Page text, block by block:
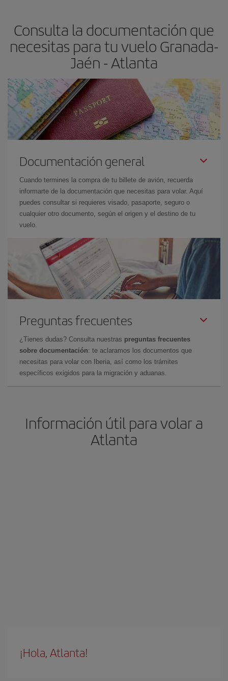
Consulta la documentación que
necesitas para tu vuelo Granada-
Jaén - Atlanta
Documentación general
Cuando termines la compra de tu billete de avión, recuerda
informarte de la documentación que necesitas para volar. Aquí
puedes consultar si requieres visado, pasaporte, seguro o
cualquier otro documento, según el origen y el destino de tu
vuelo.
Preguntas frecuentes
¿Tienes dudas? Consulta nuestras preguntas frecuentes
sobre documentación: te aclaramos los documentos que
necesitas para volar con Iberia, así como los trámites
específicos exigidos para la migración y aduanas.
Información útil para volar a
Atlanta
¡Hola, Atlanta!